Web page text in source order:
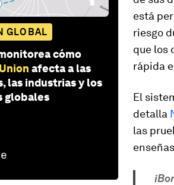
GLOBAL
cómo
afecta a las
las industrias y los
globales
está
riesgo
que los
rápida
El
detalla
las